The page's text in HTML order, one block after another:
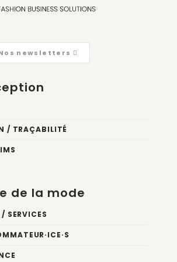
newsletters
/ TRAÇABILITÉ
de la mode
SERVICES